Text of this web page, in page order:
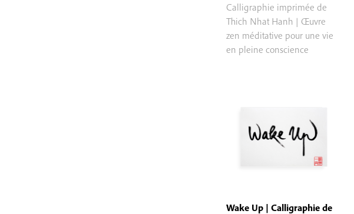
de
prix :
€25.00
à
Calligraphie imprimée de
Thich Nhat Hanh | Œuvre
zen méditative pour une vie
en pleine conscience
Wake Up | Calligraphie de